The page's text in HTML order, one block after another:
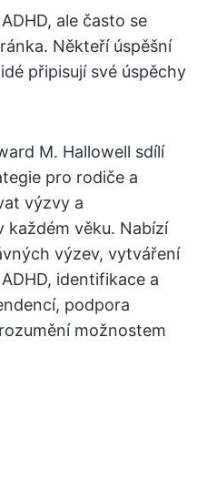
ale často se
Někteří úspěšní
připisují své úspěchy
M. Hallowell sdílí
pro rodiče a
výzvy a
každém věku. Nabízí
výzev, vytváření
identifikace a
podpora
možnostem